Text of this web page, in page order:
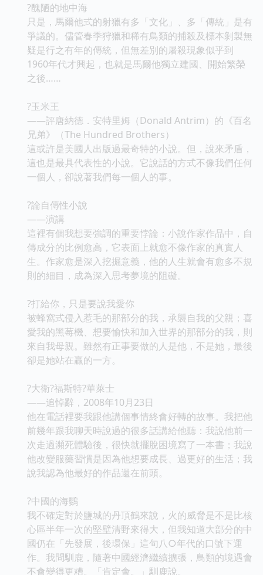
?醜陋的地中海
只是，馬爾他式的射獵有多「文化」、多「傳統」是有
爭議的。儘管春季狩獵和稀有鳥類的捕殺及標本剝製無
疑是行之有年的傳統，但無差別的屠殺現象似乎到
1960年代才興起，也就是馬爾他獨立建國、開始繁榮
之後……
?玉米王
——評唐納德．安特里姆（Donald Antrim）的《百名
兄弟》（The Hundred Brothers）
這或許是美國人出版過最奇特的小說。但，說來矛盾，
這也是最具代表性的小說。它說話的方式不像我們任何
一個人，卻說著我們每一個人的事。
?論自傳性小說
——演講
這裡有個我想要強調的重要悖論：小說作家作品中，自
傳成分的比例愈高，它表面上就愈不像作家的真實人
生。作家愈是深入挖掘意義，他的人生就會有愈多不規
則的細目，成為深入思考夢境的阻礙。
?打給你，只是要說我愛你
被蜂窩式侵入惹毛的那部分的我，承襲自我的父親；喜
愛我的黑莓機、想要愉快和加入世界的那部分的我，則
來自我母親。雖然有正事要做的人是他，不是她，最後
卻是她站在贏的一方。
?大衛?福斯特?華萊士
——追悼辭，2008年10月23日
他在電話裡要我跟他講個事情終會好轉的故事。我把他
前幾年跟我聊天時說過的很多話講給他聽：我說他前一
次走過瀕死體驗後，很快就擺脫困境寫了一本書；我說
他改變服藥習慣是因為他想要成長、過更好的生活；我
說我認為他最好的作品還在前頭。
?中國的海鸚
我不確定對於鹽城的丹頂鶴來說，火的威脅是不是比核
心區半年一次的堅壁清野來得大，但我知道大部分的中
國仍在「先發展，後環保」這句八○年代的口號下運
作。我問馴鹿，隨著中國經濟繼續擴張，鳥類的境遇會
不會變得更糟。「肯定會。」馴鹿說。